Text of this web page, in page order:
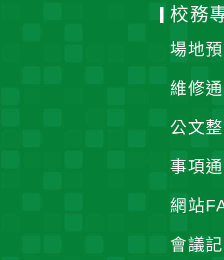
校務
場地
維修
公文
事項
網站
會議